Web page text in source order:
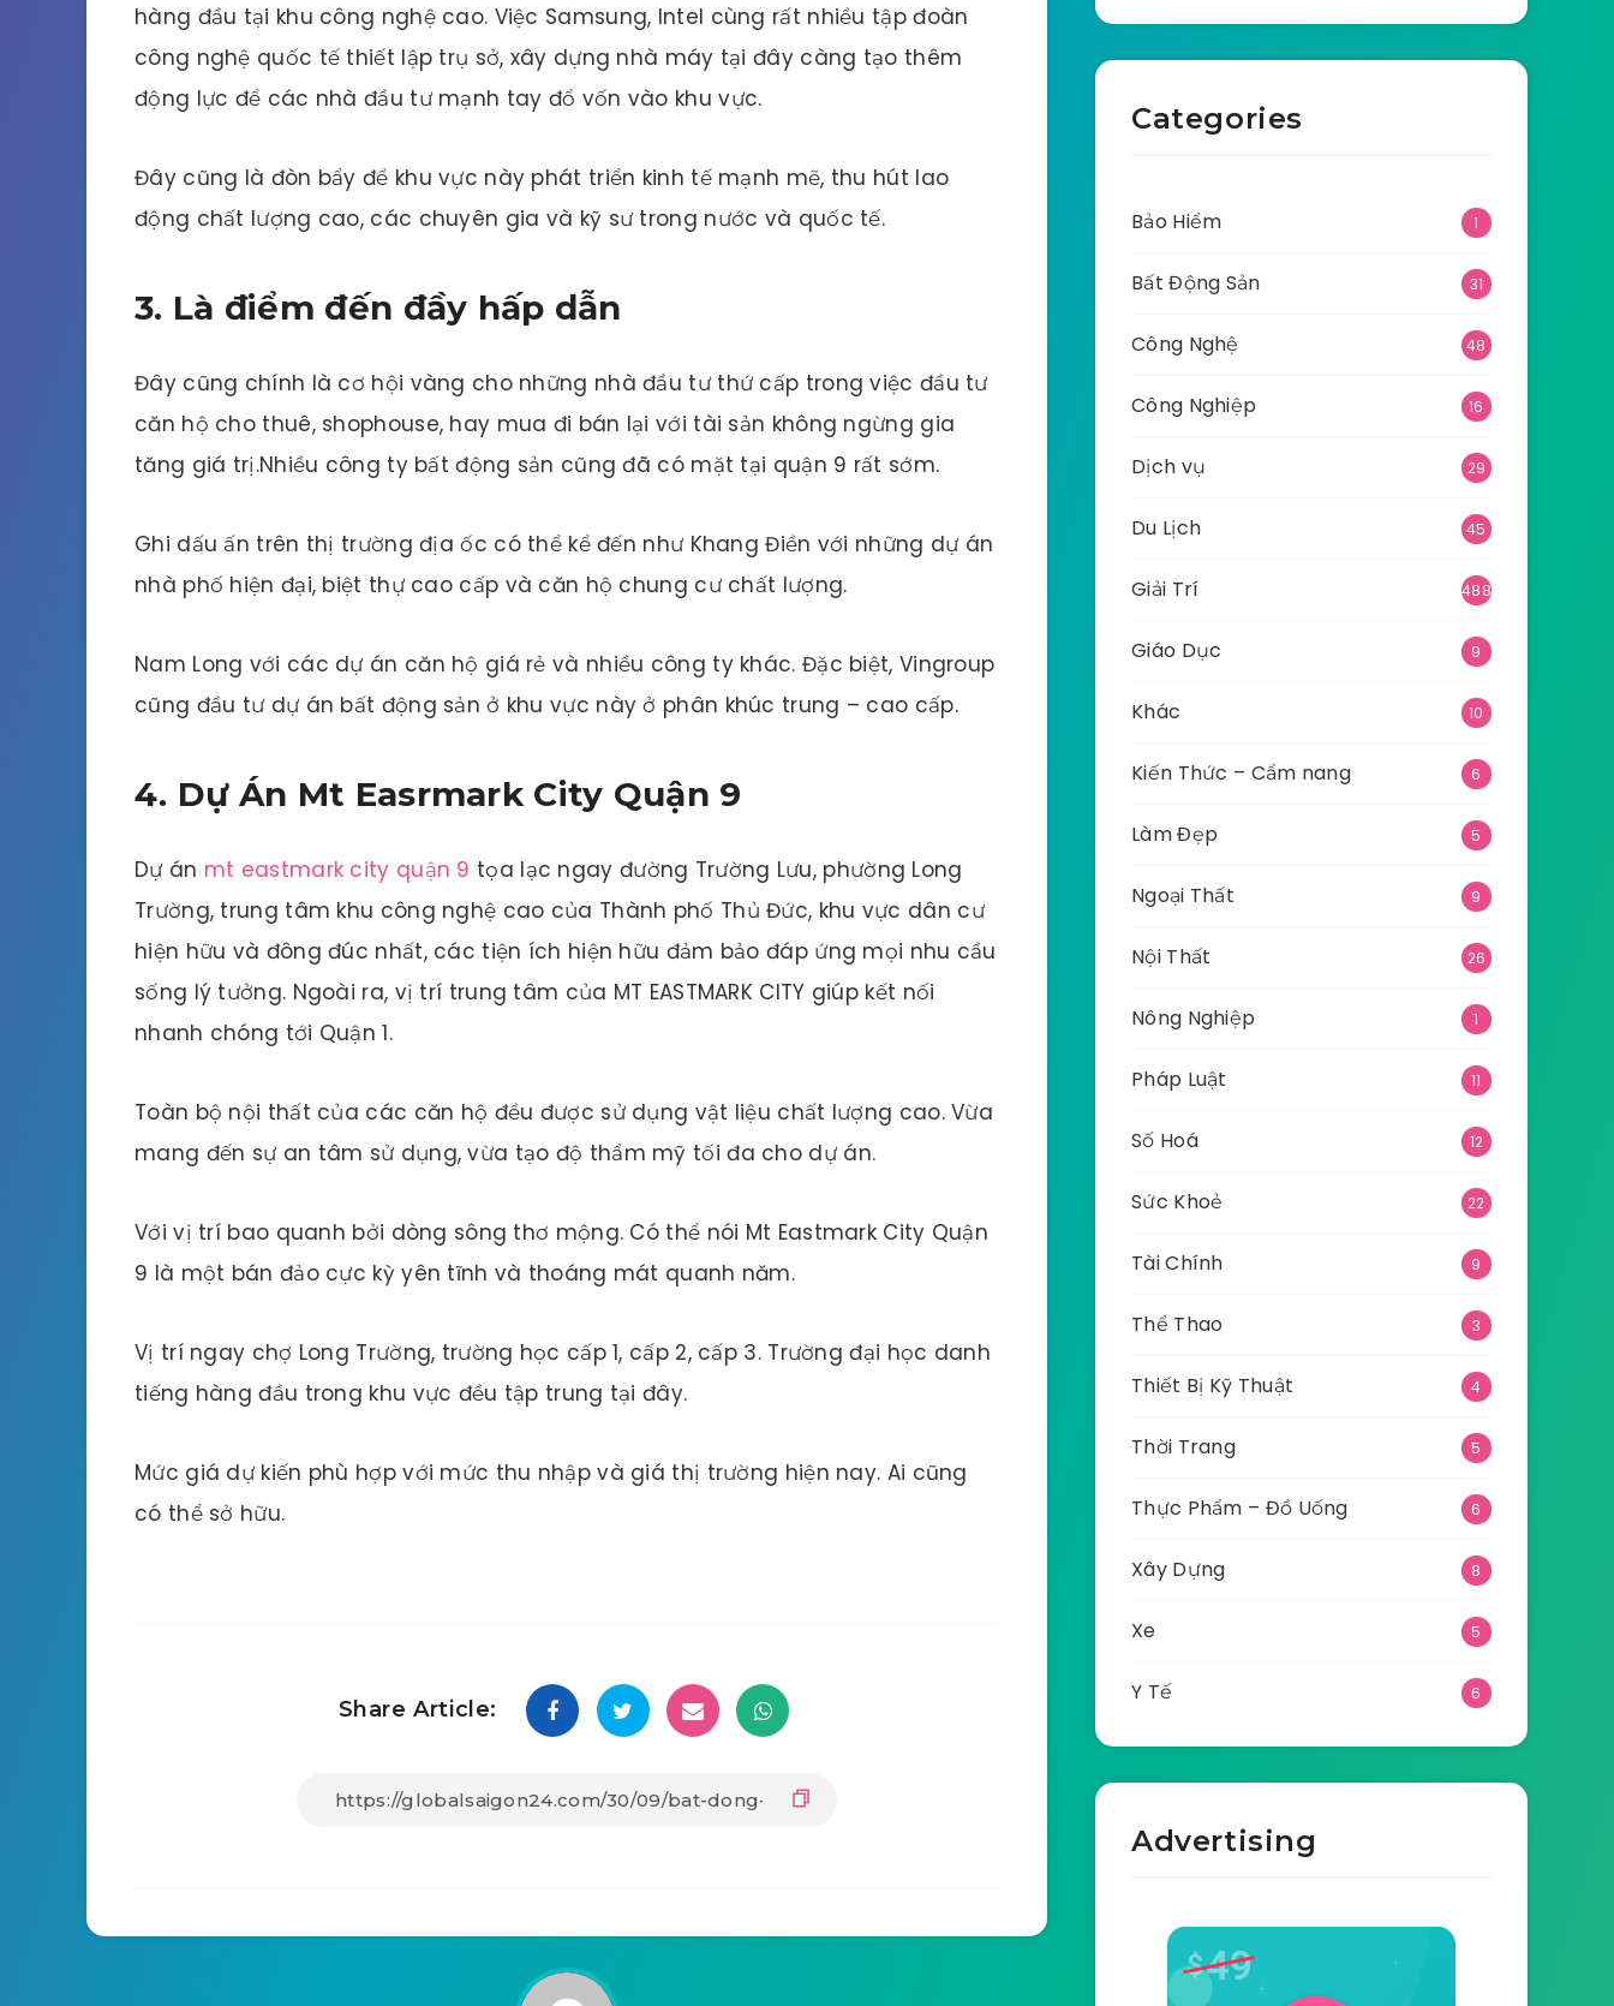
hàng đầu tại khu công nghệ cao. Việc Samsung, Intel cùng rất nhiều tập đoàn
công nghệ quốc tế thiết lập trụ sở, xây dựng nhà máy tại đây càng tạo thêm
động lực để các nhà đầu tư mạnh tay đổ vốn vào khu vực.
Đây cũng là đòn bẩy để khu vực này phát triển kinh tế mạnh mẽ, thu hút lao
động chất lượng cao, các chuyên gia và kỹ sư trong nước và quốc tế.
3. Là điểm đến đầy hấp dẫn
Đây cũng chính là cơ hội vàng cho những nhà đầu tư thứ cấp trong việc đầu tư
căn hộ cho thuê, shophouse, hay mua đi bán lại với tài sản không ngừng gia
tăng giá trị.Nhiều công ty bất động sản cũng đã có mặt tại quận 9 rất sớm.
Ghi dấu ấn trên thị trường địa ốc có thể kể đến như Khang Điền với những dự án
nhà phố hiện đại, biệt thự cao cấp và căn hộ chung cư chất lượng.
Nam Long với các dự án căn hộ giá rẻ và nhiều công ty khác. Đặc biệt, Vingroup
cũng đầu tư dự án bất động sản ở khu vực này ở phân khúc trung – cao cấp.
4. Dự Án Mt Easrmark City Quận 9
Dự án mt eastmark city quận 9 tọa lạc ngay đường Trường Lưu, phường Long
Trường, trung tâm khu công nghệ cao của Thành phố Thủ Đức, khu vực dân cư
hiện hữu và đông đúc nhất, các tiện ích hiện hữu đảm bảo đáp ứng mọi nhu cầu
sống lý tưởng. Ngoài ra, vị trí trung tâm của MT EASTMARK CITY giúp kết nối
nhanh chóng tới Quận 1.
Toàn bộ nội thất của các căn hộ đều được sử dụng vật liệu chất lượng cao. Vừa
mang đến sự an tâm sử dụng, vừa tạo độ thẩm mỹ tối đa cho dự án.
Với vị trí bao quanh bởi dòng sông thơ mộng. Có thể nói Mt Eastmark City Quận
9 là một bán đảo cực kỳ yên tĩnh và thoáng mát quanh năm.
Vị trí ngay chợ Long Trường, trường học cấp 1, cấp 2, cấp 3. Trường đại học danh
tiếng hàng đầu trong khu vực đều tập trung tại đây.
Mức giá dự kiến phù hợp với mức thu nhập và giá thị trường hiện nay. Ai cũng
có thể sở hữu.
Share Article:
Categories
Bảo Hiểm 1
Bất Động Sản 31
Công Nghệ 48
Công Nghiệp 16
Dịch vụ 29
Du Lịch 45
Giải Trí 488
Giáo Dục 9
Khác 10
Kiến Thức – Cẩm nang 6
Làm Đẹp 5
Ngoại Thất 9
Nội Thất 26
Nông Nghiệp 1
Pháp Luật 11
Số Hoá 12
Sức Khoẻ 22
Tài Chính 9
Thể Thao 3
Thiết Bị Kỹ Thuật 4
Thời Trang 5
Thực Phẩm – Đồ Uống 6
Xây Dựng 8
Xe 5
Y Tế 6
Advertising